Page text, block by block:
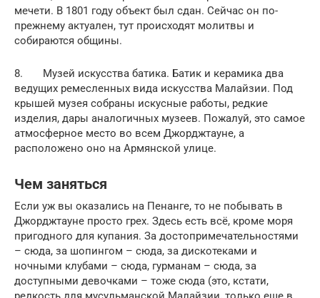
мечети. В 1801 году объект был сдан. Сейчас он по-
прежнему актуален, тут происходят молитвы и
собираются общины.
8. Музей искусства батика. Батик и керамика два
ведущих ремесленных вида искусства Малайзии. Под
крышей музея собраны искусные работы, редкие
изделия, дары аналогичных музеев. Пожалуй, это самое
атмосферное место во всем Джорджтауне, а
расположено оно на Армянской улице.
Чем заняться
Если уж вы оказались на Пенанге, то не побывать в
Джорджтауне просто грех. Здесь есть всё, кроме моря
пригодного для купания. За достопримечательностями
– сюда, за шопингом – сюда, за дискотеками и
ночными клубами – сюда, гурманам – сюда, за
доступными девочками – тоже сюда (это, кстати,